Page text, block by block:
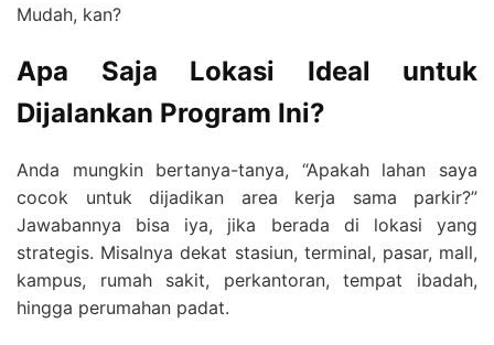
Mudah, kan?
Apa Saja Lokasi Ideal untuk
Dijalankan Program Ini?
Anda mungkin bertanya-tanya, “Apakah lahan saya
cocok untuk dijadikan area kerja sama parkir?”
Jawabannya bisa iya, jika berada di lokasi yang
strategis. Misalnya dekat stasiun, terminal, pasar, mall,
kampus, rumah sakit, perkantoran, tempat ibadah,
hingga perumahan padat.